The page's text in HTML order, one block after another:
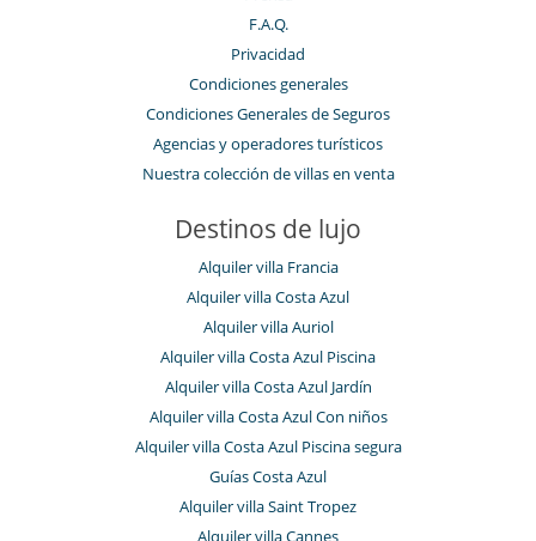
F.A.Q.
Privacidad
Condiciones generales
Condiciones Generales de Seguros
Agencias y operadores turísticos
Nuestra colección de villas en venta
Destinos de lujo
Alquiler villa Francia
Alquiler villa Costa Azul
Alquiler villa Auriol
Alquiler villa Costa Azul Piscina
Alquiler villa Costa Azul Jardín
Alquiler villa Costa Azul Con niños
Alquiler villa Costa Azul Piscina segura
Guías Costa Azul
Alquiler villa Saint Tropez
Alquiler villa Cannes